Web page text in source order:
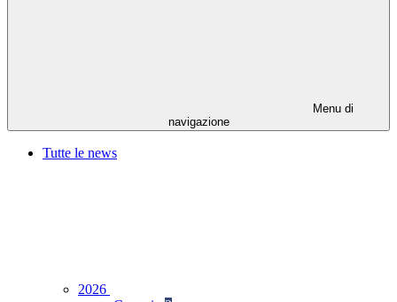
Menu di
navigazione
Tutte le news
2026